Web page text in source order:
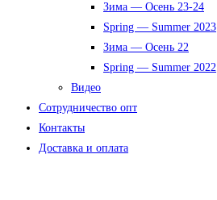
Зима — Осень 23-24
Spring — Summer 2023
Зима — Осень 22
Spring — Summer 2022
Видео
Сотрудничество опт
Контакты
Доставка и оплата